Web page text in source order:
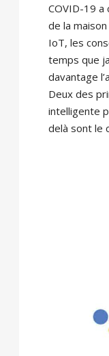
COVID-19 a
de la
IoT, les
temps que
davantage
Deux des
intelligente
delà sont le